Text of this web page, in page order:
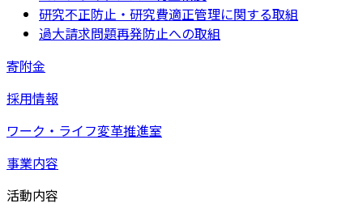
研究不正防止・研究費適正管理に関する取組
過大請求問題再発防止への取組
寄附金
採用情報
ワーク・ライフ変革推進室
事業内容
活動内容